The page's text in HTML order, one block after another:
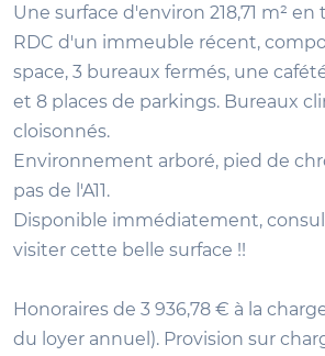
Une surface d'environ 218,71 m²
RDC d'un immeuble récent,
space, 3 bureaux fermés, une
et 8 places de parkings. Bureaux
cloisonnés.
Environnement arboré, pied de
pas de l'A11.
Disponible immédiatement,
visiter cette belle surface !!
Honoraires de 3 936,78 € à la
du loyer annuel). Provision sur